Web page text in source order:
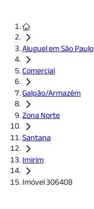
Aluguel em São Paulo
Comercial
Galpão/Armazém
Zona Norte
Santana
Imirim
Imóvel 306408